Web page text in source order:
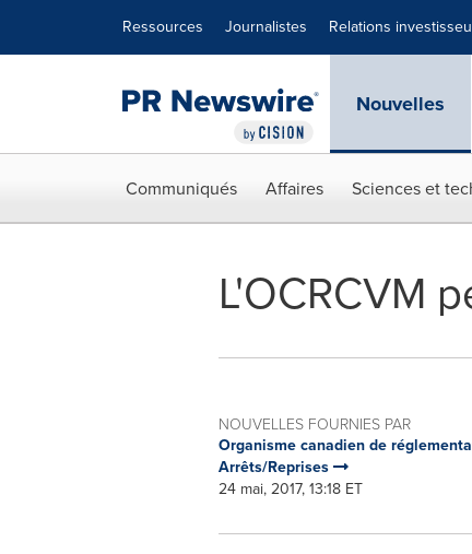
Ressources Journalistes Relations
Nouvelles
Communiqués Affaires Sciences et
L'OCRCVM
NOUVELLES FOURNIES PAR
Organisme canadien de
Arrêts/Reprises
24 mai, 2017, 13:18 ET